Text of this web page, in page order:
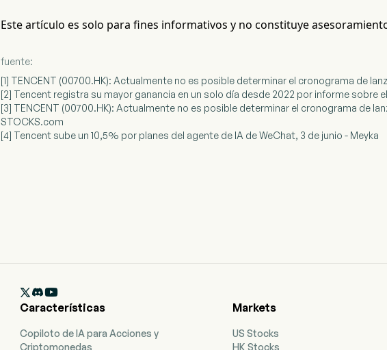
Este artículo es solo para fines informativos y no constituye
fuente:
[1] TENCENT (00700.HK): Actualmente no es posible determinar el cronograma de
[2] Tencent registra su mayor ganancia en un solo día desde 2022 por informe sobre
[3] TENCENT (00700.HK): Actualmente no es posible determinar el cronograma de
STOCKS.com
[4] Tencent sube un 10,5% por planes del agente de IA de WeChat, 3 de junio - Meyka

Características
Copiloto de IA para Acciones y
Criptomonedas
Markets
US Stocks
HK Stocks